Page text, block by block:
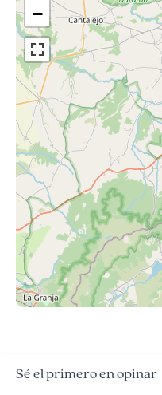
−
Sé el primero en opinar